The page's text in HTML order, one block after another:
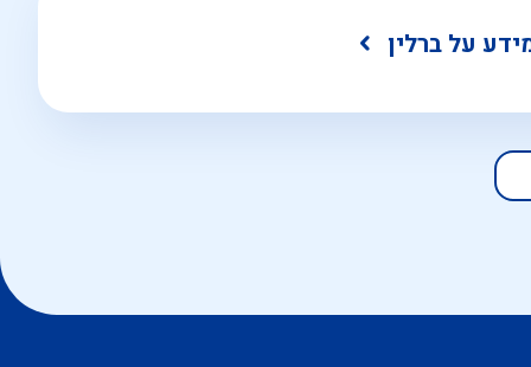
על ברלין